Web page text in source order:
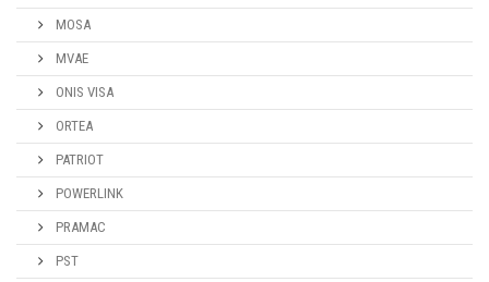
MOSA
MVAE
ONIS VISA
ORTEA
PATRIOT
POWERLINK
PRAMAC
PST